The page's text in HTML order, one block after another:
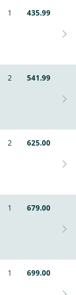
1 435.99
2 541.99
2 625.00
1 679.00
1 699.00